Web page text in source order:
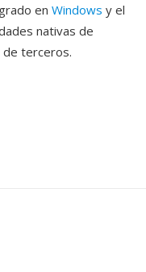
en Windows y el
nativas de
de terceros.